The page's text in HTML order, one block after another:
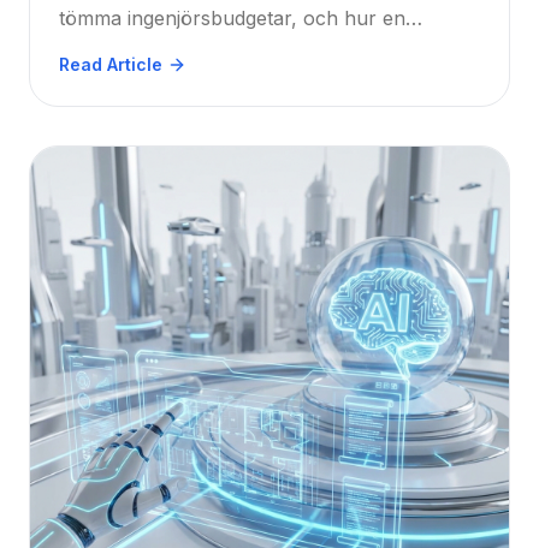
tömma ingenjörsbudgetar, och hur en
levererar verklig avkastning på investering
(ROI).
Read Article